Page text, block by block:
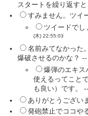
スタートを繰り返す
すみません。ツイ
ツイードでし
(木) 22:55:03
名前みてなかった
爆破させるのかな？ --
爆弾のエキス
使えるってこと
も良い）です。 --
ありがとうござい
発砲禁止でココや